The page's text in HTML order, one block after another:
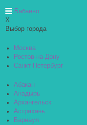
Бабаево
X
Выбор города
Москва
Ростов-на-Дону
Санкт-Петербург
Абакан
Анадырь
Архангельск
Астрахань
Барнаул